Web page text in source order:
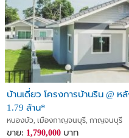
บ้านเดี่ยว โครงการบ้านริน @
1.79 ล้าน*
หนองบัว, เมืองกาญจนบุรี, กาญจนบุรี
ขาย: 1,790,000 บาท